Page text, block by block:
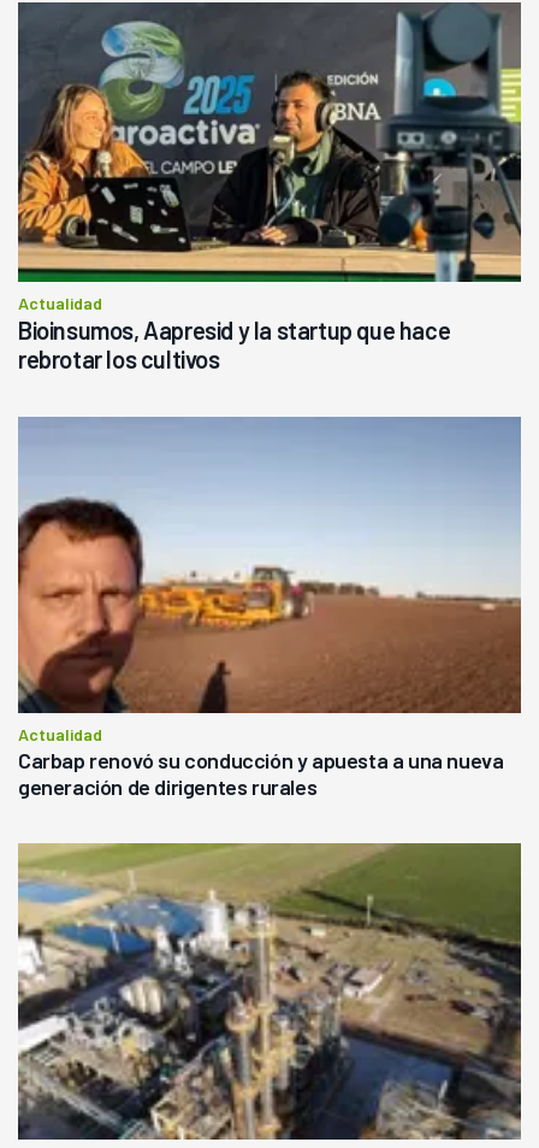
Actualidad
Bioinsumos, Aapresid y la startup que hace
rebrotar los cultivos
Actualidad
Carbap renovó su conducción y apuesta a una nueva
generación de dirigentes rurales